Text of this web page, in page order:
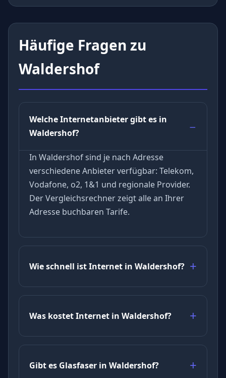
Häufige Fragen zu
Waldershof
Welche Internetanbieter gibt es in
Waldershof?
In Waldershof sind je nach Adresse
verschiedene Anbieter verfügbar: Telekom,
Vodafone, o2, 1&1 und regionale Provider.
Der Vergleichsrechner zeigt alle an Ihrer
Adresse buchbaren Tarife.
Wie schnell ist Internet in Waldershof?
Was kostet Internet in Waldershof?
Gibt es Glasfaser in Waldershof?